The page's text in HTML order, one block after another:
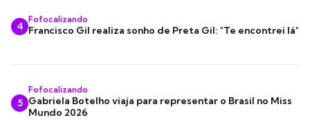
4
Fofocalizando
Francisco Gil realiza sonho de Preta Gil: "Te encontrei lá"
5
Fofocalizando
Gabriela Botelho viaja para representar o Brasil no Miss
Mundo 2026